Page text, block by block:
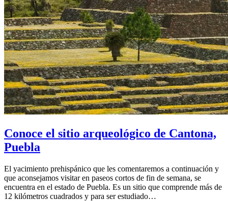
Conoce el sitio arqueológico de Cantona,
Puebla
El yacimiento prehispánico que les comentaremos a continuación y
que aconsejamos visitar en paseos cortos de fin de semana, se
encuentra en el estado de Puebla. Es un sitio que comprende más de
12 kilómetros cuadrados y para ser estudiado…